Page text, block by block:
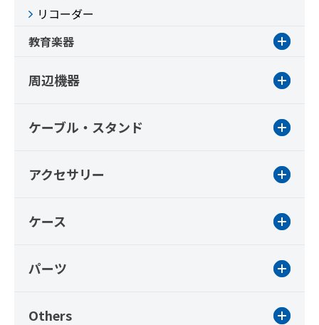
リコーダー
教育楽器
周辺機器
ケーブル・スタンド
アクセサリー
ケース
パーツ
Others